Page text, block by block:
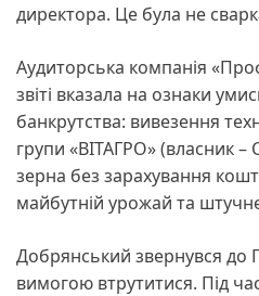
директора. Це була не
Аудиторська компанія
звіті вказала на ознаки
банкрутства: вивезення
групи «ВІТАГРО» (власник
зерна без зарахування
майбутній урожай та
Добрянський звернувся до
вимогою втрутитися. Під